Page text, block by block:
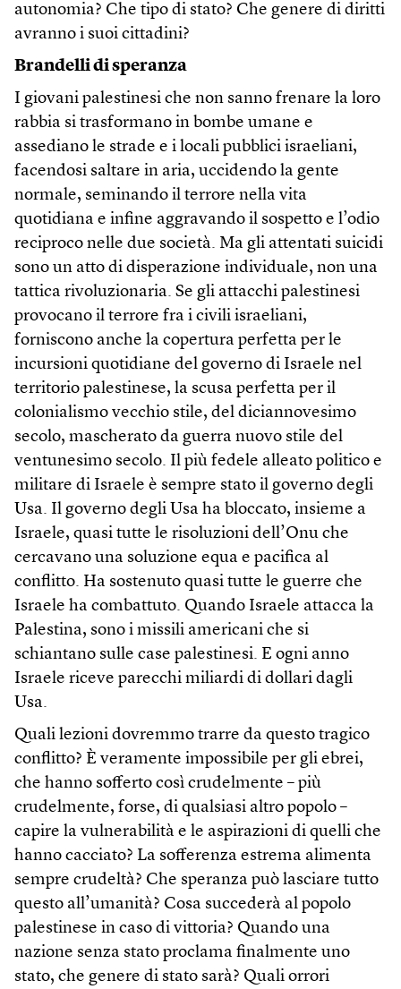
autonomia? Che tipo di stato? Che genere di diritti
avranno i suoi cittadini?
Brandelli di speranza
I giovani palestinesi che non sanno frenare la loro
rabbia si trasformano in bombe umane e
assediano le strade e i locali pubblici israeliani,
facendosi saltare in aria, uccidendo la gente
normale, seminando il terrore nella vita
quotidiana e infine aggravando il sospetto e l’odio
reciproco nelle due società. Ma gli attentati suicidi
sono un atto di disperazione individuale, non una
tattica rivoluzionaria. Se gli attacchi palestinesi
provocano il terrore fra i civili israeliani,
forniscono anche la copertura perfetta per le
incursioni quotidiane del governo di Israele nel
territorio palestinese, la scusa perfetta per il
colonialismo vecchio stile, del diciannovesimo
secolo, mascherato da guerra nuovo stile del
ventunesimo secolo. Il più fedele alleato politico e
militare di Israele è sempre stato il governo degli
Usa. Il governo degli Usa ha bloccato, insieme a
Israele, quasi tutte le risoluzioni dell’Onu che
cercavano una soluzione equa e pacifica al
conflitto. Ha sostenuto quasi tutte le guerre che
Israele ha combattuto. Quando Israele attacca la
Palestina, sono i missili americani che si
schiantano sulle case palestinesi. E ogni anno
Israele riceve parecchi miliardi di dollari dagli
Usa.
Quali lezioni dovremmo trarre da questo tragico
conflitto? È veramente impossibile per gli ebrei,
che hanno sofferto così crudelmente – più
crudelmente, forse, di qualsiasi altro popolo –
capire la vulnerabilità e le aspirazioni di quelli che
hanno cacciato? La sofferenza estrema alimenta
sempre crudeltà? Che speranza può lasciare tutto
questo all’umanità? Cosa succederà al popolo
palestinese in caso di vittoria? Quando una
nazione senza stato proclama finalmente uno
stato, che genere di stato sarà? Quali orrori